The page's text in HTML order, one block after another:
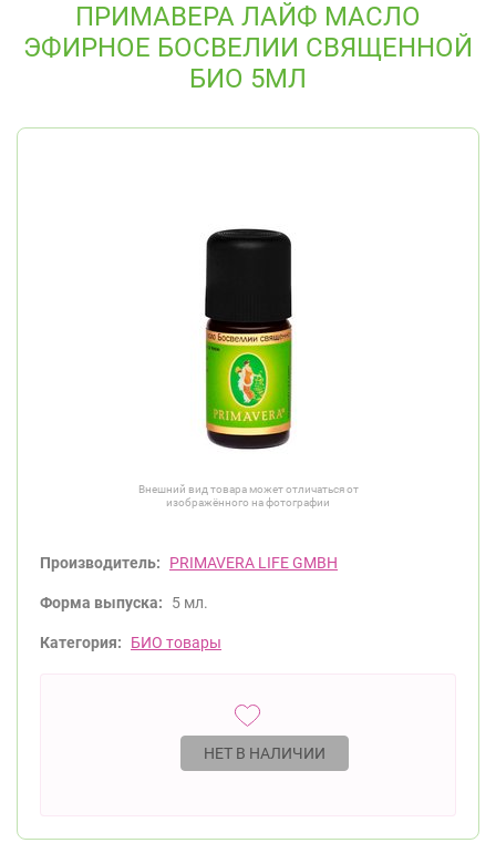
ПРИМАВЕРА ЛАЙФ МАСЛО
ЭФИРНОЕ БОСВЕЛИИ СВЯЩЕННОЙ
БИО 5МЛ
Внешний вид товара может отличаться от
изображённого на фотографии
Производитель: PRIMAVERA LIFE GMBH
Форма выпуска: 5 мл.
Категория: БИО товары
НЕТ В НАЛИЧИИ